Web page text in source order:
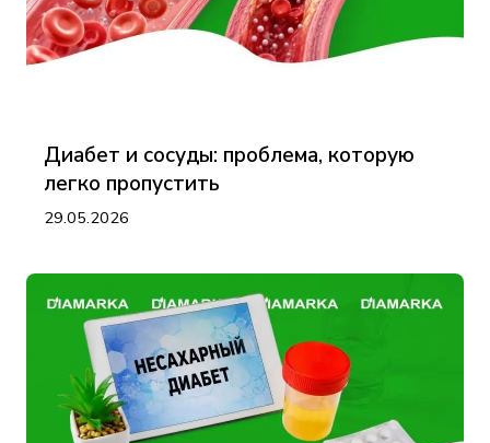
Диабет и сосуды: проблема, которую
легко пропустить
29.05.2026